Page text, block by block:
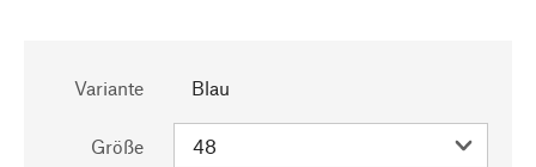
Variante Blau
Größe